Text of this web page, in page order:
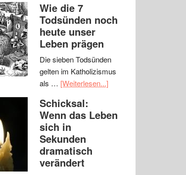
Wie die 7
Todsünden noch
heute unser
Leben prägen
Die sieben Todsünden
gelten im Katholizismus
als … [Weiterlesen...]
Schicksal:
Wenn das Leben
sich in
Sekunden
dramatisch
verändert